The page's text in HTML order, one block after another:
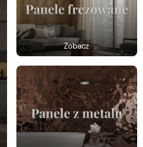
Zobacz